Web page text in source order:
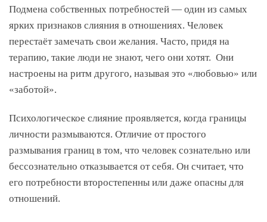
Подмена собственных потребностей — один из самых
ярких признаков слияния в отношениях. Человек
перестаёт замечать свои желания. Часто, придя на
терапию, такие люди не знают, чего они хотят. Они
настроены на ритм другого, называя это «любовью» или
«заботой».
Психологическое слияние проявляется, когда границы
личности размываются. Отличие от простого
размывания границ в том, что человек сознательно или
бессознательно отказывается от себя. Он считает, что
его потребности второстепенны или даже опасны для
отношений.